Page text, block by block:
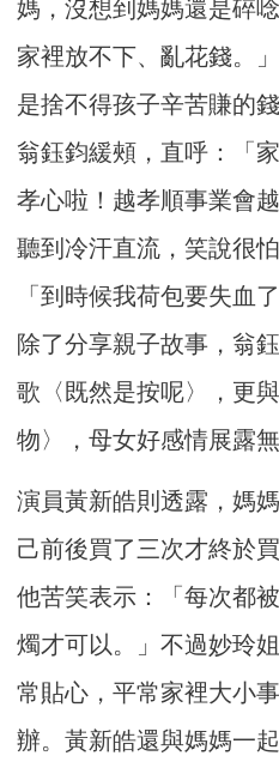
媽，沒想到媽媽還是碎
家裡放不下、亂花錢。
是捨不得孩子辛苦賺的
翁鈺鈞緩頰，直呼：「
孝心啦！越孝順事業會
聽到冷汗直流，笑說很
「到時候我荷包要失血
除了分享親子故事，翁
歌〈既然是按呢〉，更
物〉，母女好感情展露無
演員黃新皓則透露，媽
己前後買了三次才終於
他苦笑表示：「每次都
燭才可以。」不過妙玲
常貼心，平常家裡大小
辦。黃新皓還與媽媽一